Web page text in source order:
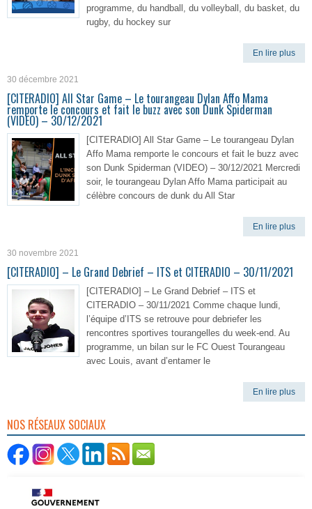
programme, du handball, du volleyball, du basket, du
rugby, du hockey sur
En lire plus
30 décembre 2021
[CITERADIO] All Star Game – Le tourangeau Dylan Affo Mama
remporte le concours et fait le buzz avec son Dunk Spiderman
(VIDEO) – 30/12/2021
[CITERADIO] All Star Game – Le tourangeau Dylan
Affo Mama remporte le concours et fait le buzz avec
son Dunk Spiderman (VIDEO) – 30/12/2021 Mercredi
soir, le tourangeau Dylan Affo Mama participait au
célèbre concours de dunk du All Star
En lire plus
30 novembre 2021
[CITERADIO] – Le Grand Debrief – ITS et CITERADIO – 30/11/2021
[CITERADIO] – Le Grand Debrief – ITS et
CITERADIO – 30/11/2021 Comme chaque lundi,
l’équipe d’ITS se retrouve pour debriefer les
rencontres sportives tourangelles du week-end. Au
programme, un bilan sur le FC Ouest Tourangeau
avec Louis, avant d’entamer le
En lire plus
NOS RÉSEAUX SOCIAUX